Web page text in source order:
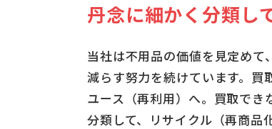
丹念に細かく分類し
当社は不用品の価値を見定めて
減らす努力を続けています。買
ユース（再利用）へ。買取でき
分類して、リサイクル（再商品